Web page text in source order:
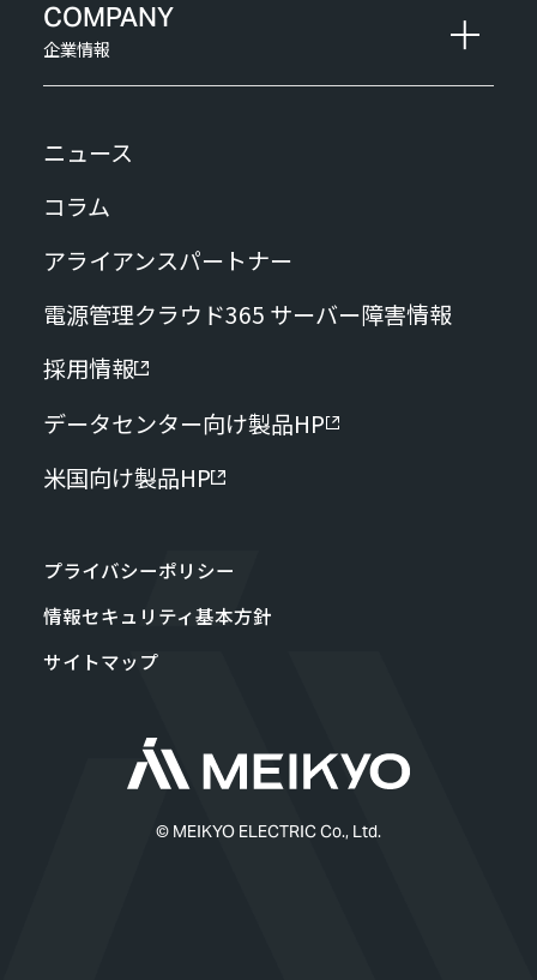
COMPANY
企業情報
ニュース
コラム
アライアンスパートナー
電源管理クラウド365 サーバー障害情報
採用情報
データセンター向け製品HP
米国向け製品HP
プライバシーポリシー
情報セキュリティ基本方針
サイトマップ
© MEIKYO ELECTRIC Co., Ltd.